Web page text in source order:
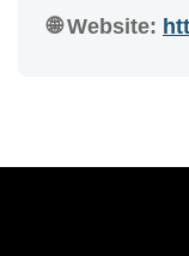
🌐 Website: